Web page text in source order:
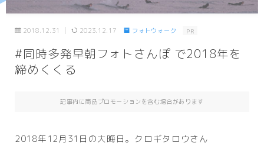
2018.12.31 2023.12.17 フォトウォーク PR
#同時多発早朝フォトさんぽ で2018年を
締めくくる
記事内に商品プロモーションを含む場合があります
2018年12月31日の大晦日。クロギタロウさん